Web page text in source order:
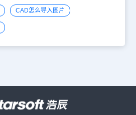
CAD怎么导入图片